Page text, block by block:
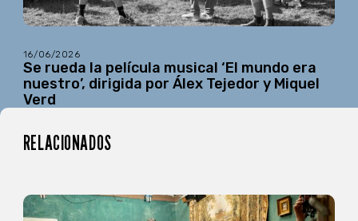
16/06/2026
Se rueda la película musical ‘El mundo era
nuestro’, dirigida por Álex Tejedor y Miquel
Verd
RELACIONADOS